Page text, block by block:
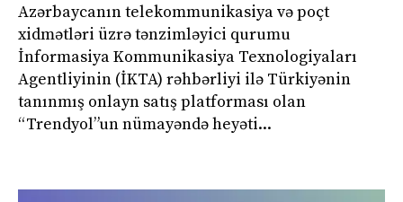
Azərbaycanın telekommunikasiya və poçt
xidmətləri üzrə tənzimləyici qurumu
İnformasiya Kommunikasiya Texnologiyaları
Agentliyinin (İKTA) rəhbərliyi ilə Türkiyənin
tanınmış onlayn satış platforması olan
“Trendyol”un nümayəndə heyəti...